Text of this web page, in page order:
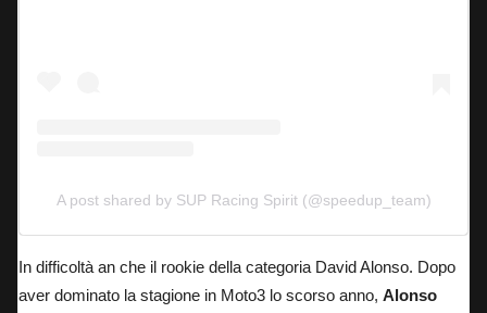
A post shared by SUP Racing Spirit (@speedup_team)
In difficoltà an che il rookie della categoria David Alonso. Dopo
aver dominato la stagione in Moto3 lo scorso anno, Alonso